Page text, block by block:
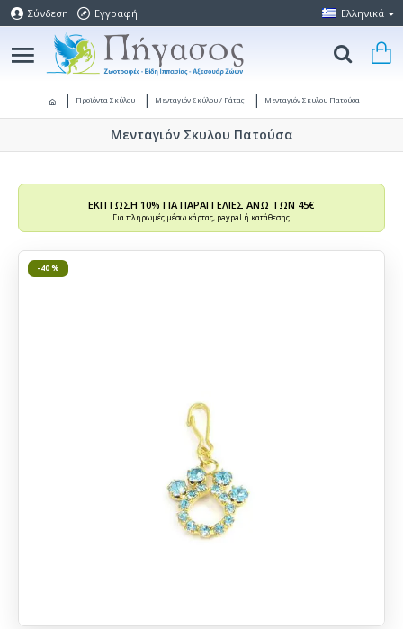
Σύνδεση Εγγραφή Ελληνικά
Προϊόντα Σκύλου Μενταγιόν Σκύλου / Γάτας Μενταγιόν Σκυλου Πατούσα
Μενταγιόν Σκυλου Πατούσα
ΕΚΠΤΩΣΗ 10% ΓΙΑ ΠΑΡΑΓΓΕΛΙΕΣ ΑΝΩ ΤΩΝ 45€
Για πληρωμές μέσω κάρτας, paypal ή κατάθεσης
-40 %